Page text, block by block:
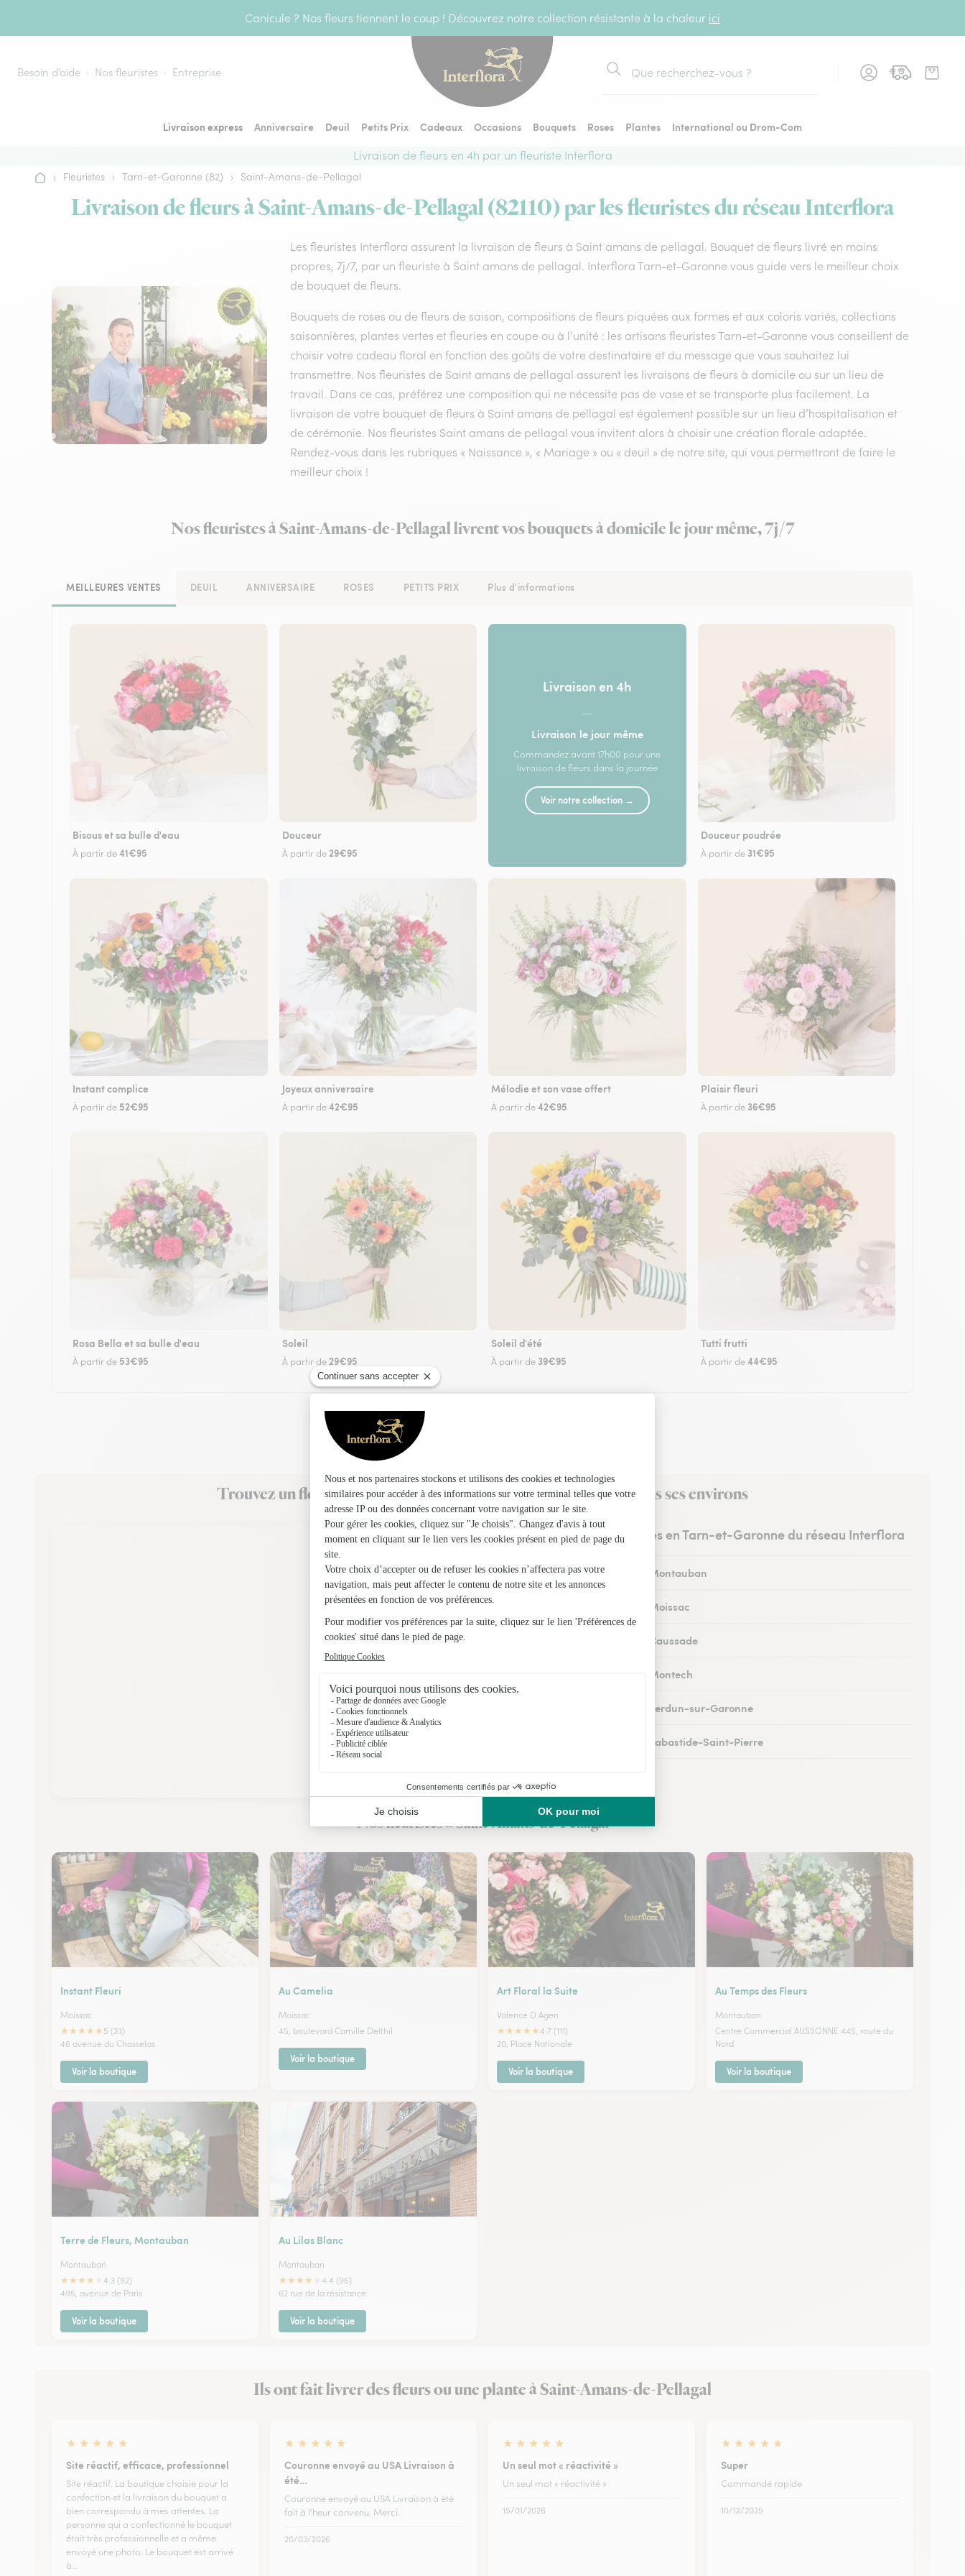
Canicule ? Nos fleurs tiennent le coup ! Découvrez notre collection résistante à la chaleur ici
Besoin d’aide Nos fleuristes Entreprise
Rechercher
Livraison express Anniversaire Deuil Petits Prix Cadeaux Occasions Bouquets Roses Plantes
International ou Drom-Com
Livraison de fleurs en 4h par un fleuriste Interflora
Accueil
› Fleuristes › Tarn-et-Garonne (82) › Saint-Amans-de-Pellagal
Livraison de fleurs à Saint-Amans-de-Pellagal (82110) par les fleuristes du réseau Interflora
Les fleuristes Interflora assurent la livraison de fleurs à Saint amans de pellagal. Bouquet de fleurs livré en mains
propres, 7j/7, par un fleuriste à Saint amans de pellagal. Interflora Tarn-et-Garonne vous guide vers le meilleur choix
de bouquet de fleurs.
Bouquets de roses ou de fleurs de saison, compositions de fleurs piquées aux formes et aux coloris variés, collections
saisonnières, plantes vertes et fleuries en coupe ou à l’unité : les artisans fleuristes Tarn-et-Garonne vous conseillent de
choisir votre cadeau floral en fonction des goûts de votre destinataire et du message que vous souhaitez lui
transmettre. Nos fleuristes de Saint amans de pellagal assurent les livraisons de fleurs à domicile ou sur un lieu de
travail. Dans ce cas, préférez une composition qui ne nécessite pas de vase et se transporte plus facilement. La
livraison de votre bouquet de fleurs à Saint amans de pellagal est également possible sur un lieu d’hospitalisation et
de cérémonie. Nos fleuristes Saint amans de pellagal vous invitent alors à choisir une création florale adaptée.
Rendez-vous dans les rubriques « Naissance », « Mariage » ou « deuil » de notre site, qui vous permettront de faire le
meilleur choix !
Nos fleuristes à Saint-Amans-de-Pellagal livrent vos bouquets à domicile le jour même, 7j/7
MEILLEURES VENTES DEUIL ANNIVERSAIRE ROSES PETITS PRIX Plus d'informations
Bisous et sa bulle d'eau
À partir de41€95
Douceur
À partir de 29€95
Livraison en 4h
—
Livraison le jour même
Commandez avant 17h00 pour une
livraison de fleurs dans la journée
Voir notre collection →
Douceur poudrée
À partir de 31€95
Instant complice
À partir de 52€95
Joyeux anniversaire
À partir de42€95
Mélodie et son vase offert
À partir de42€95
Plaisir fleuri
À partir de 36€95
Rosa Bella et sa bulle d'eau
À partir de 53€95
Soleil
À partir de 29€95
Soleil d'été
À partir de 39€95
Tutti frutti
À partir de44€95
Trouvez un fleuriste Interflora à Saint-Amans-de-Pellagal et dans ses environs
Les fleuristes en Tarn-et-Garonne du réseau Interflora
Fleuristes à Montauban
Fleuristes à Moissac
Fleuristes à Caussade
Fleuristes à Montech
Fleuristes à Verdun-sur-Garonne
Fleuristes à Labastide-Saint-Pierre
Nos fleuristes à Saint-Amans-de-Pellagal
Instant Fleuri
Moissac
★★★★★ 5 (33)
46 avenue du Chasselas
Voir la boutique
Au Camelia
Moissac
45, boulevard Camille Delthil
Voir la boutique
Art Floral la Suite
Valence D Agen
★★★★★4.7 (111)
20, Place Nationale
Voir la boutique
Au Temps des Fleurs
Montauban
Centre Commercial AUSSONNE 445, route du
Nord
Voir la boutique
Terre de Fleurs, Montauban
Montauban
★★★★
4.3 (92)
495, avenue de Paris
Voir la boutique
Au Lilas Blanc
Montauban
★★★★
4.4 (96)
62 rue de la résistance
Voir la boutique
Ils ont fait livrer des fleurs ou une plante à Saint-Amans-de-Pellagal
★ ★ ★ ★ ★
Site réactif, efficace, professionnel
Site réactif. La boutique choisie pour la
confection et la livraison du bouquet a
bien correspondu à mes attentes. La
personne qui a confectionné le bouquet
était très professionnelle et a même
envoyé une photo. Le bouquet est arrivé
à…
★ ★ ★ ★ ★
Couronne envoyé au USA Livraison à
été…
Couronne envoyé au USA Livraison à été
fait à l'heur convenu. Merci.
20/03/2026
★ ★ ★ ★ ★
Un seul mot « réactivité »
Un seul mot « réactivité »
15/01/2026
★ ★ ★ ★ ★
Super
Commandé rapide
10/12/2025